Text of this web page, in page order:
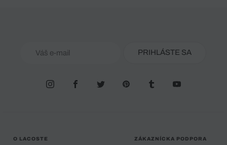
PRIHLÁSTE SA
O LACOSTE ZÁKAZNÍCKA PODPORA